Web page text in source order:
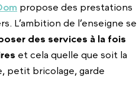
propose des prestations
L’ambition de l’enseigne se
des services à la fois
et cela quelle que soit la
petit bricolage, garde